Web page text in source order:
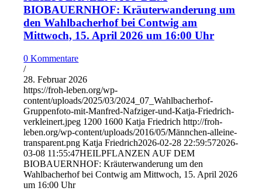
BIOBAUERNHOF: Kräuterwanderung um
den Wahlbacherhof bei Contwig am
Mittwoch, 15. April 2026 um 16:00 Uhr
0 Kommentare
/
28. Februar 2026
https://froh-leben.org/wp-
content/uploads/2025/03/2024_07_Wahlbacherhof-
Gruppenfoto-mit-Manfred-Nafziger-und-Katja-Friedrich-
verkleinert.jpeg 1200 1600 Katja Friedrich http://froh-
leben.org/wp-content/uploads/2016/05/Männchen-alleine-
transparent.png Katja Friedrich2026-02-28 22:59:572026-
03-08 11:55:47HEILPFLANZEN AUF DEM
BIOBAUERNHOF: Kräuterwanderung um den
Wahlbacherhof bei Contwig am Mittwoch, 15. April 2026
um 16:00 Uhr